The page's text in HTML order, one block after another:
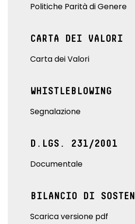
Politiche Parità di Genere
CARTA DEI VALORI
Carta dei Valori
WHISTLEBLOWING
Segnalazione
D.LGS. 231/2001
Documentale
BILANCIO DI
Scarica versione pdf